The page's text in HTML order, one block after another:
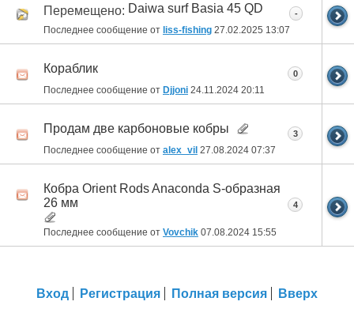
Перемещено: Daiwa surf Basia 45 QD
Последнее сообщение от liss-fishing 27.02.2025 13:07
-
Кораблик
Последнее сообщение от Djjoni 24.11.2024 20:11
0
Продам две карбоновые кобры
Последнее сообщение от alex_vil 27.08.2024 07:37
3
Кобра Orient Rods Anaconda S-образная
26 мм
Последнее сообщение от Vovchik 07.08.2024 15:55
4
Вход Регистрация Полная версия Вверх